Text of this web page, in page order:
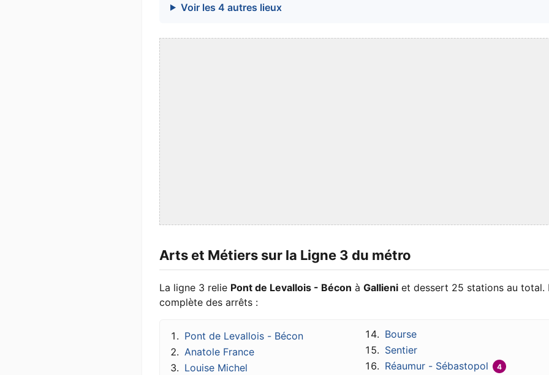
Voir les 4 autres lieux
Arts et Métiers sur la Ligne 3 du métro
La ligne 3 relie Pont de Levallois - Bécon à Gallieni et dessert 25 stations au total.
complète des arrêts :
Pont de Levallois - Bécon
Anatole France
Louise Michel
Bourse
Sentier
Réaumur - Sébastopol
4